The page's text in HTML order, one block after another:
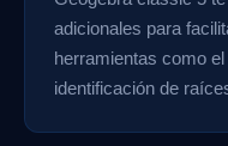
adicionales para
herramientas como
identificación de